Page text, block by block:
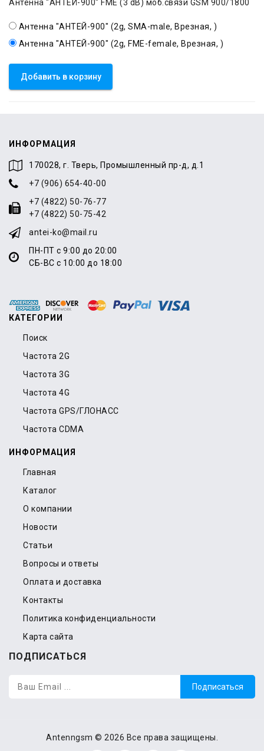
Антенна "АНТЕЙ-900" FME (3 dB) моб.связи GSM 900/1800
Антенна "АНТЕЙ-900" (2g, SMA-male, Врезная, )
Антенна "АНТЕЙ-900" (2g, FME-female, Врезная, )
Добавить в корзину
ИНФОРМАЦИЯ
170028, г. Тверь, Промышленный пр-д, д.1
+7 (906) 654-40-00
+7 (4822) 50-76-77
+7 (4822) 50-75-42
antei-ko@mail.ru
ПН-ПТ с 9:00 до 20:00
СБ-ВС с 10:00 до 18:00
КАТЕГОРИИ
Поиск
Частота 2G
Частота 3G
Частота 4G
Частота GPS/ГЛОНАСС
Частота CDMA
ИНФОРМАЦИЯ
Главная
Каталог
О компании
Новости
Статьи
Вопросы и ответы
Оплата и доставка
Контакты
Политика конфиденциальности
Карта сайта
ПОДПИСАТЬСЯ
Подписаться
Antenngsm © 2026 Все права защищены.